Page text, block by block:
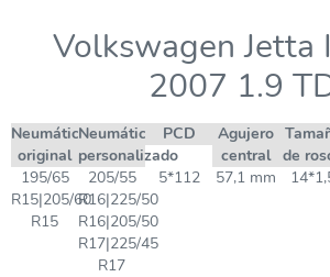
Volkswagen Jetta
2007 1.9
Neumático
original
Neumático
personalizado
PCD
Agujero
central de
195/65
R15|205/60
R15
205/55
R16|225/50
R16|205/50
R17|225/45
R17
5*112 57,1 mm